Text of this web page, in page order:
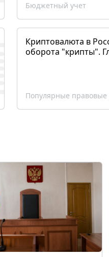
Бюджетный учет
Криптовалюта в
оборота "крипты".
Популярные правовые